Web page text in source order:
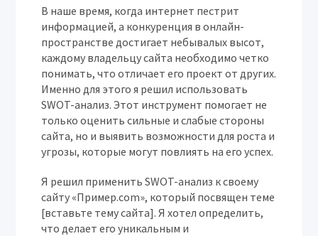
В наше время, когда интернет пестрит
информацией, а конкуренция в онлайн-
пространстве достигает небывалых высот,
каждому владельцу сайта необходимо четко
понимать, что отличает его проект от других.
Именно для этого я решил использовать
SWOT-анализ. Этот инструмент помогает не
только оценить сильные и слабые стороны
сайта, но и выявить возможности для роста и
угрозы, которые могут повлиять на его успех.
Я решил применить SWOT-анализ к своему
сайту «Пример.com», который посвящен теме
[вставьте тему сайта]. Я хотел определить,
что делает его уникальным и